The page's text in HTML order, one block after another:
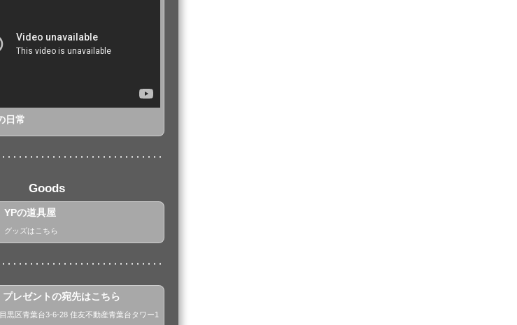
日常
Goods
YPの道具屋
グッズはこちら
レゼントの宛先はこちら
黒区青葉台3-6-28 住友不動産青葉台タワー1